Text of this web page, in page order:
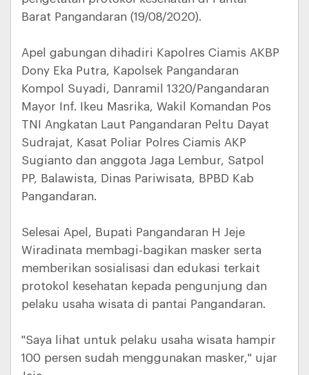
Barat Pangandaran (19/08/2020).
Apel gabungan dihadiri Kapolres Ciamis AKBP
Dony Eka Putra, Kapolsek Pangandaran
Kompol Suyadi, Danramil 1320/Pangandaran
Mayor Inf. Ikeu Masrika, Wakil Komandan Pos
TNI Angkatan Laut Pangandaran Peltu Dayat
Sudrajat, Kasat Poliar Polres Ciamis AKP
Sugianto dan anggota Jaga Lembur, Satpol
PP, Balawista, Dinas Pariwisata, BPBD Kab
Pangandaran.
Selesai Apel, Bupati Pangandaran H Jeje
Wiradinata membagi-bagikan masker serta
memberikan sosialisasi dan edukasi terkait
protokol kesehatan kepada pengunjung dan
pelaku usaha wisata di pantai Pangandaran.
"Saya lihat untuk pelaku usaha wisata hampir
100 persen sudah menggunakan masker," ujar